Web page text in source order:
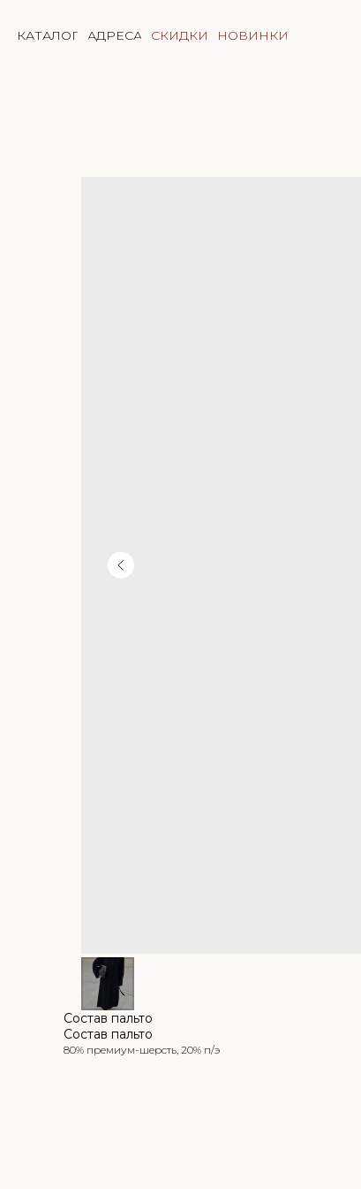
КАТАЛОГ АДРЕСА СКИДКИ НОВИНКИ
Состав пальто
Состав пальто
80% премиум-шерсть, 20% п/э